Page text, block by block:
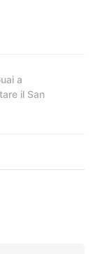
a
il San